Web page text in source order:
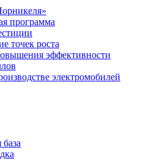
программа
точек роста
эффективности
электромобилей